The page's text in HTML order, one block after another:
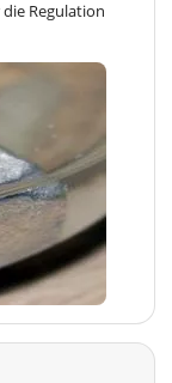
Regulation